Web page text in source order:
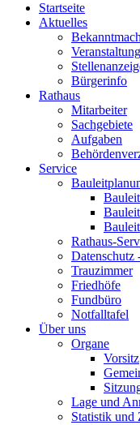
Startseite
Aktuelles
Bürgerinfo
Rathaus
Mitarbeiter
Sachgebiete
Aufgaben
Service
Rathaus-
Datenschutz
Trauzimmer
Friedhöfe
Fundbüro
Notfalltafel
Über uns
Organe
Vorsitz
Lage und
Statistik und